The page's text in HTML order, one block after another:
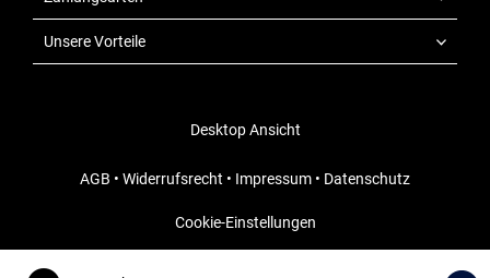
Unsere Vorteile
Desktop Ansicht
AGB • Widerrufsrecht • Impressum • Datenschutz
Cookie-Einstellungen